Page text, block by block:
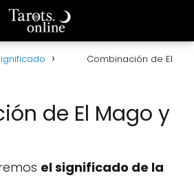
Combinación de El
de El Mago y
el significado de la